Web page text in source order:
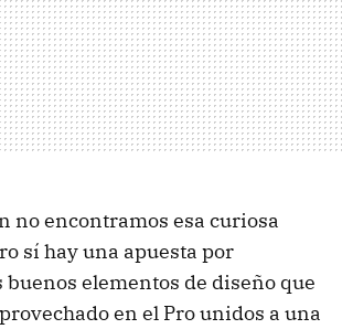
no encontramos esa curiosa
sí hay una apuesta por
buenos elementos de diseño que
en el Pro unidos a una